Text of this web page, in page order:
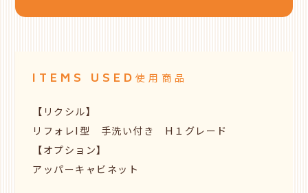
ITEMS USED使用商品
【リクシル】
リフォレI型 手洗い付き H１グレード
【オプション】
アッパーキャビネット